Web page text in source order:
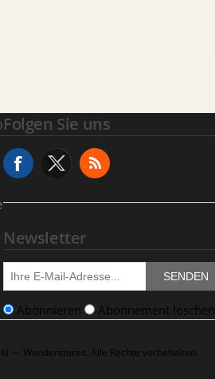
Folgen Sie uns
Newsletter
SENDEN
Abonnieren Abonnement löschen
— Wonderstores. Alle Rechte vorbehalten.